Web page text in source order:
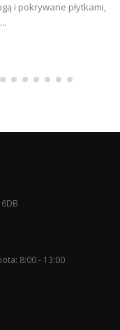
i pokrywane płytkami,
8:00 - 13:00